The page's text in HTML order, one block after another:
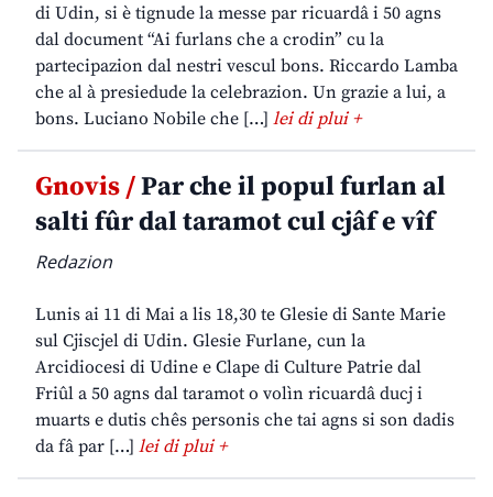
di Udin, si è tignude la messe par ricuardâ i 50 agns
dal document “Ai furlans che a crodin” cu la
partecipazion dal nestri vescul bons. Riccardo Lamba
che al à presiedude la celebrazion. Un grazie a lui, a
bons. Luciano Nobile che […] lei di plui +
Gnovis /Par che il popul furlan al
salti fûr dal taramot cul cjâf e vîf
Redazion
Lunis ai 11 di Mai a lis 18,30 te Glesie di Sante Marie
sul Cjiscjel di Udin. Glesie Furlane, cun la
Arcidiocesi di Udine e Clape di Culture Patrie dal
Friûl a 50 agns dal taramot o volìn ricuardâ ducj i
muarts e dutis chês personis che tai agns si son dadis
da fâ par […] lei di plui +